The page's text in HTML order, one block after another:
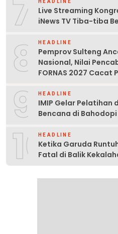
7 HEADLINE
Live Streaming
iNews TV Tiba-tiba
8 HEADLINE
Pemprov Sulteng
Nasional, Nilai
FORNAS 2027 Cacat
9 HEADLINE
IMIP Gelar Pelatihan
Bencana di Bahodopi
10HEADLINE
Ketika Garuda
Fatal di Balik